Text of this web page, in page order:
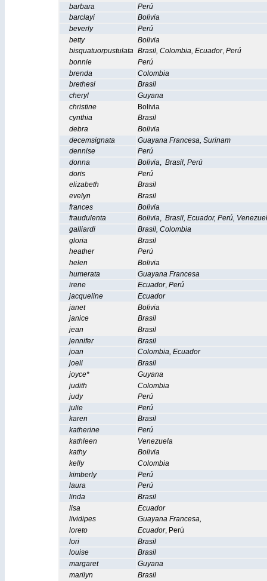
barbara
Perú
barclayi
Bolivia
beverly
Perú
betty
Bolivia
bisquatuorpustulata Brasil, Colombia, Ecuador, Perú
bonnie
Perú
brenda
Colombia
brethesi
Brasil
cheryl
Guyana
christine
Bolivia
cynthia
Brasil
debra
Bolivia
decemsignata
Guayana Francesa, Surinam
dennise
Perú
donna
Bolivia, Brasil, Perú
doris
Perú
elizabeth
Brasil
evelyn
Brasil
frances
Bolivia
fraudulenta
Bolivia, Brasil, Ecuador, Perú,
galliardi
Brasil, Colombia
gloria
Brasil
heather
Perú
helen
Bolivia
humerata
Guayana Francesa
irene
Ecuador, Perú
jacqueline
Ecuador
janet
Bolivia
janice
Brasil
jean
Brasil
jennifer
Brasil
joan
Colombia, Ecuador
joeli
Brasil
joyce*
Guyana
judith
Colombia
judy
Perú
julie
Perú
karen
Brasil
katherine
Perú
kathleen
Venezuela
kathy
Bolivia
kelly
Colombia
kimberly
Perú
laura
Perú
linda
Brasil
lisa
Ecuador
lividipes
Guayana Francesa,
loreto
Ecuador, Perú
lori
Brasil
louise
Brasil
margaret
Guyana
marilyn
Brasil